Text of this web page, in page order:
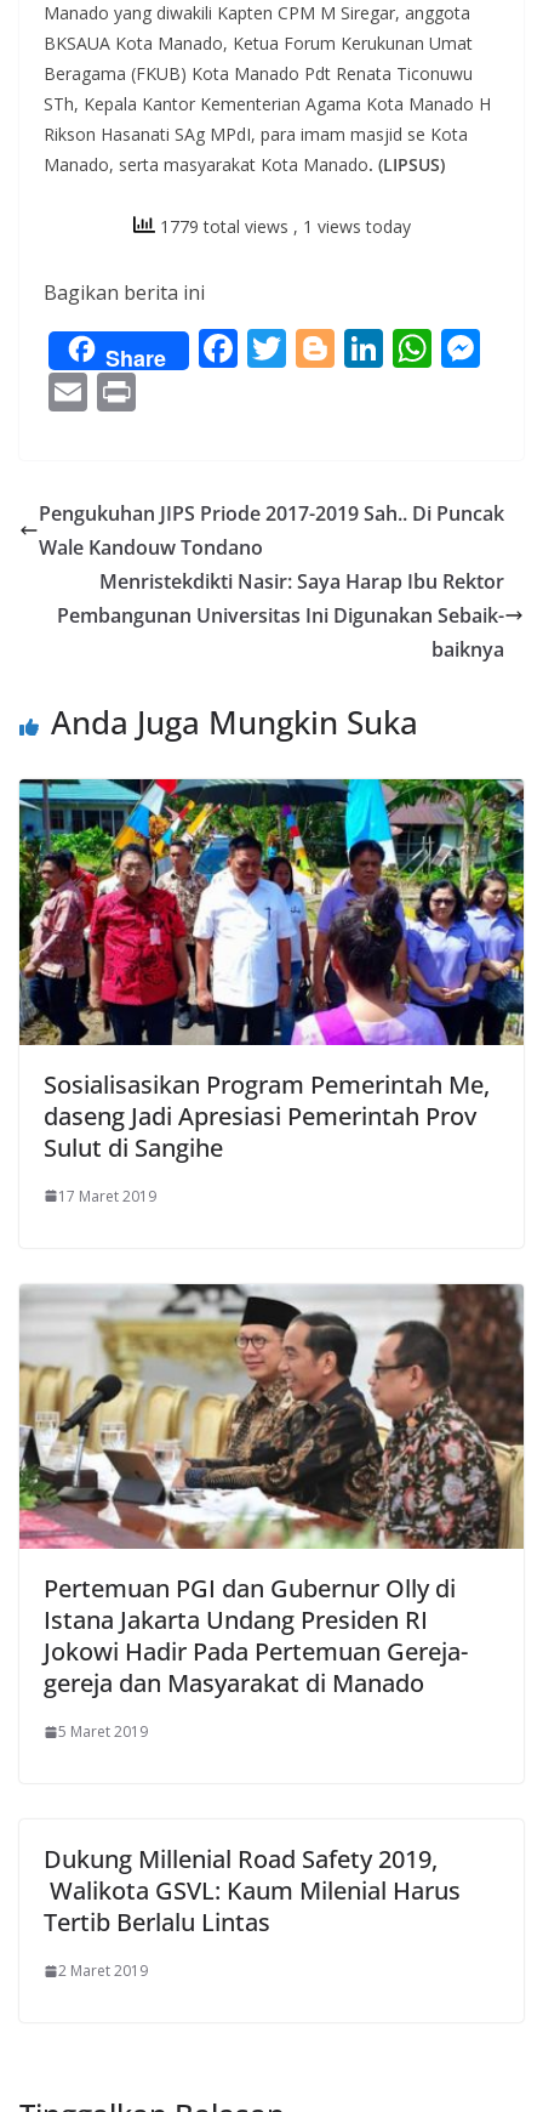
Manado yang diwakili Kapten CPM M Siregar, anggota
BKSAUA Kota Manado, Ketua Forum Kerukunan Umat
Beragama (FKUB) Kota Manado Pdt Renata Ticonuwu
STh, Kepala Kantor Kementerian Agama Kota Manado H
Rikson Hasanati SAg MPdI, para imam masjid se Kota
Manado, serta masyarakat Kota Manado. (LIPSUS)
1779 total views , 1 views today
Bagikan berita ini
Share F
o
o
k
T Bl
er
Li
dI
W
A
p
n
er
E
l
Pengukuhan JIPS Priode 2017-2019 Sah.. Di Puncak
Wale Kandouw Tondano
Menristekdikti Nasir: Saya Harap Ibu Rektor
Pembangunan Universitas Ini Digunakan Sebaik-
baiknya
Anda Juga Mungkin Suka
Sosialisasikan Program Pemerintah Me,
daseng Jadi Apresiasi Pemerintah Prov
Sulut di Sangihe
17 Maret 2019
Pertemuan PGI dan Gubernur Olly di
Istana Jakarta Undang Presiden RI
Jokowi Hadir Pada Pertemuan Gereja-
gereja dan Masyarakat di Manado
5 Maret 2019
Dukung Millenial Road Safety 2019,
Walikota GSVL: Kaum Milenial Harus
Tertib Berlalu Lintas
2 Maret 2019